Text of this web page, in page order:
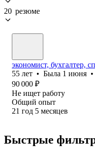
20 резюме
экономист, бухгалтер,
55 лет • Была 1 июня •
90 000 ₽
Не ищет работу
Общий опыт
21 год 5 месяцев
Быстрые